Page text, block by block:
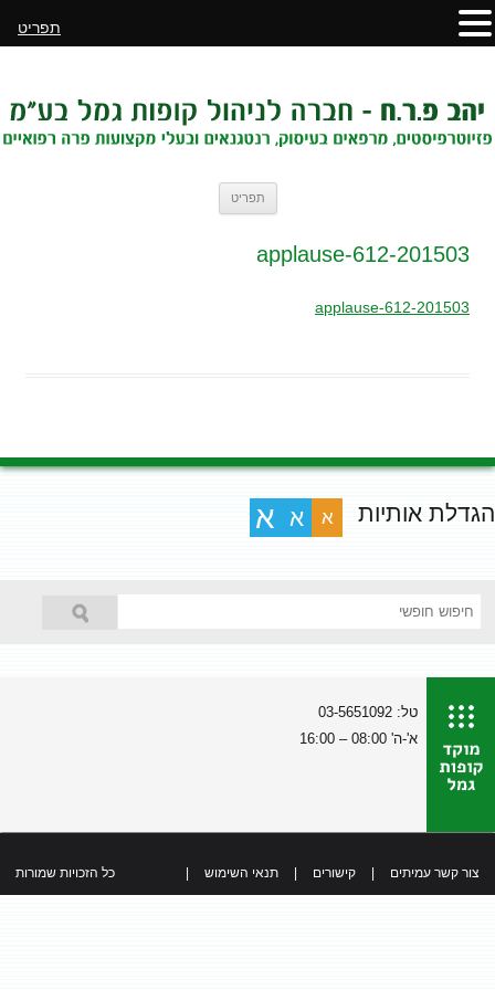
תפריט
201503-applause-612
201503-applause-612
הגדלת אותיות א א א
טל: 03-5651092
א'-ה' 08:00 – 16:00
צור קשר עמיתים קישורים תנאי השימוש כל הזכויות שמורות
תפריט